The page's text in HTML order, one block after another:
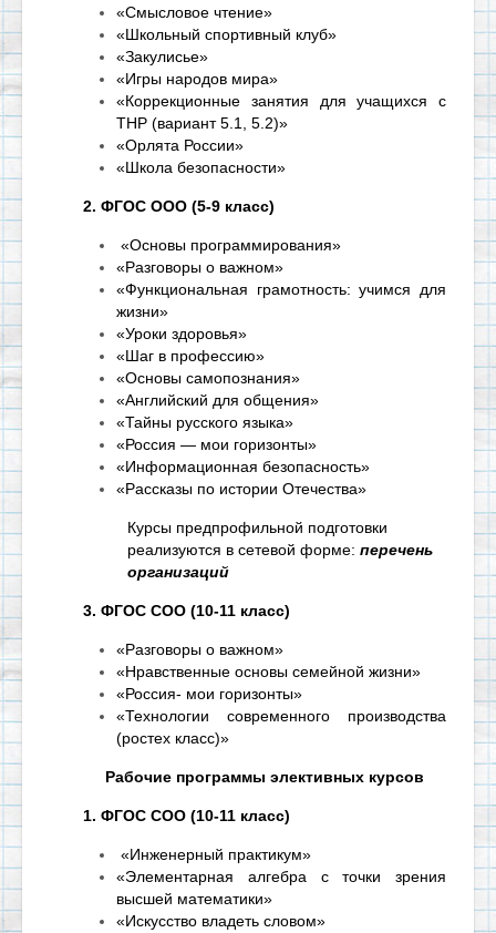
«Смысловое чтение»
«Школьный спортивный клуб»
«Закулисье»
«Игры народов мира»
«Коррекционные занятия для учащихся с
ТНР (вариант 5.1, 5.2)»
«Орлята России»
«Школа безопасности»
2. ФГОС ООО (5-9 класс)
«Основы программирования»
«Разговоры о важном»
«Функциональная грамотность: учимся для
жизни»
«Уроки здоровья»
«Шаг в профессию»
«Основы самопознания»
«Английский для общения»
«Тайны русского языка»
«Россия — мои горизонты»
«Информационная безопасность»
«Рассказы по истории Отечества»
Курсы предпрофильной подготовки
реализуются в сетевой форме: перечень
организаций
3. ФГОС СОО (10-11 класс)
«Разговоры о важном»
«Нравственные основы семейной жизни»
«Россия- мои горизонты»
«Технологии современного производства
(ростех класс)»
Рабочие программы элективных курсов
1. ФГОС СОО (10-11 класс)
«Инженерный практикум»
«Элементарная алгебра с точки зрения
высшей математики»
«Искусство владеть словом»